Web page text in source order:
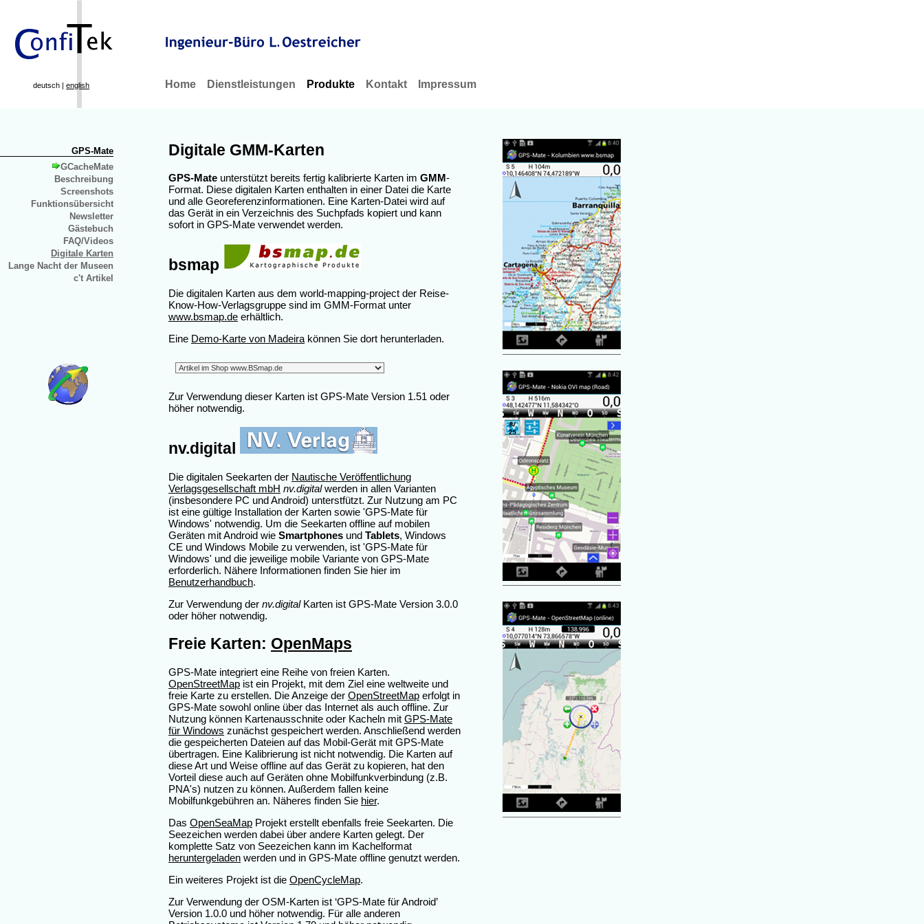
deutsch |english Home Dienstleistungen Produkte Kontakt Impressum
GPS-Mate
GCacheMate
Beschreibung
Screenshots
Funktionsübersicht
Newsletter
Gästebuch
FAQ/Videos
Digitale Karten
Lange Nacht der Museen
c't Artikel
Digitale GMM-Karten
GPS-Mate unterstützt bereits fertig kalibrierte Karten im GMM-
Format. Diese digitalen Karten enthalten in einer Datei die Karte
und alle Georeferenzinformationen. Eine Karten-Datei wird auf
das Gerät in ein Verzeichnis des Suchpfads kopiert und kann
sofort in GPS-Mate verwendet werden.
bsmap
Die digitalen Karten aus dem world-mapping-project der Reise-
Know-How-Verlagsgruppe sind im GMM-Format unter
www.bsmap.de erhältlich.
Eine Demo-Karte von Madeirakönnen Sie dort herunterladen.
Zur Verwendung dieser Karten ist GPS-Mate Version 1.51 oder
höher notwendig.
nv.digital
Die digitalen Seekarten der Nautische Veröffentlichung
Verlagsgesellschaft mbH nv.digitalwerden in allen Varianten
(insbesondere PC und Android) unterstfützt. Zur Nutzung am PC
ist eine gültige Installation der Karten sowie 'GPS-Mate für
Windows' notwendig. Um die Seekarten offline auf mobilen
Geräten mit Android wie Smartphones und Tablets, Windows
CE und Windows Mobile zu verwenden, ist 'GPS-Mate für
Windows' und die jeweilige mobile Variante von GPS-Mate
erforderlich. Nähere Informationen finden Sie hier im
Benutzerhandbuch.
Zur Verwendung der nv.digitalKarten ist GPS-Mate Version 3.0.0
oder höher notwendig.
Freie Karten: OpenMaps
GPS-Mate integriert eine Reihe von freien Karten.
OpenStreetMap ist ein Projekt, mit dem Ziel eine weltweite und
freie Karte zu erstellen. Die Anzeige der OpenStreetMap erfolgt in
GPS-Mate sowohl online über das Internet als auch offline. Zur
Nutzung können Kartenausschnite oder Kacheln mit GPS-Mate
für Windows zunächst gespeichert werden. Anschließend werden
die gespeicherten Dateien auf das Mobil-Gerät mit GPS-Mate
übertragen. Eine Kalibrierung ist nicht notwendig. Die Karten auf
diese Art und Weise offline auf das Gerät zu kopieren, hat den
Vorteil diese auch auf Geräten ohne Mobilfunkverbindung (z.B.
PNA's) nutzen zu können. Außerdem fallen keine
Mobilfunkgebühren an. Näheres finden Sie hier.
Das OpenSeaMap Projekt erstellt ebenfalls freie Seekarten. Die
Seezeichen werden dabei über andere Karten gelegt. Der
komplette Satz von Seezeichen kann im Kachelformat
heruntergeladen werden und in GPS-Mate offline genutzt werden.
Ein weiteres Projekt ist die OpenCycleMap.
Zur Verwendung der OSM-Karten ist ‘GPS-Mate für Android’
Version 1.0.0 und höher notwendig. Für alle anderen